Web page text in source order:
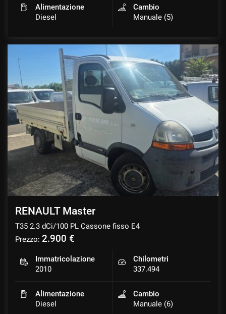
Alimentazione
Diesel
Cambio
Manuale (5)
RENAULT Master
T35 2.3 dCi/100 PL Cassone fisso E4
Prezzo: 2.900 €
Immatricolazione
2010
Chilometri
337.494
Alimentazione
Diesel
Cambio
Manuale (6)